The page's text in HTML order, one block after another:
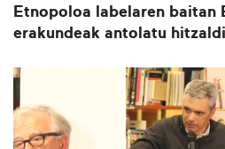
Etnopoloa labelaren baitan
erakundeak antolatu